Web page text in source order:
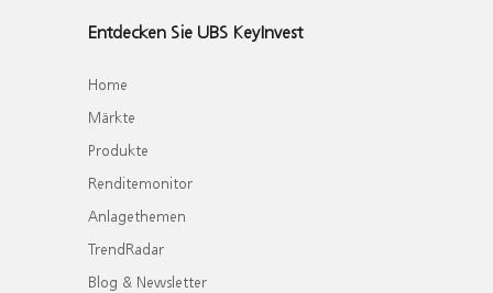
Entdecken Sie UBS KeyInvest
Home
Märkte
Produkte
Renditemonitor
Anlagethemen
TrendRadar
Blog & Newsletter